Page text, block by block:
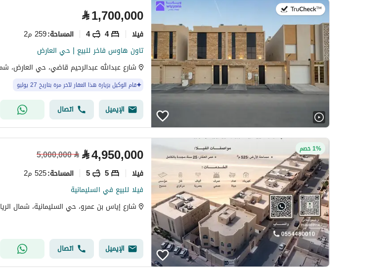
⃁1,700,000
فیلا 4
4 المساحة:259 م2
تاون هاوس فاخر للبيع | حي العارض
قام الوكيل بزيارة هذا العقار لآخر مرة بتاريخ 27 يوليو
الإيميل اتصال
1% خصم ⃁4,950,000
⃁
5,000,000
فیلا 5
5 المساحة:525 م2
فيلا للبيع في السليمانية
شارع إياس بن عمرو، حي السليمانية، شمال
الإيميل اتصال